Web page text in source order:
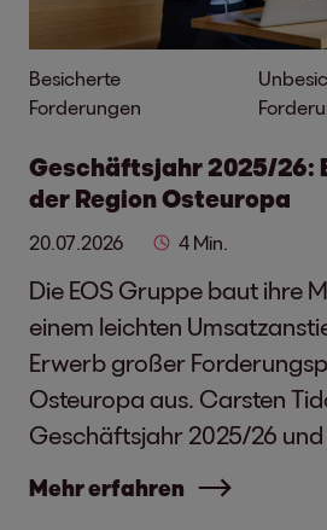
Besicherte
Forderungen
Geschäftsjahr 2025/26:
der Region Osteuropa
20.07.2026 4 Min.
Die EOS Gruppe baut ihre
einem leichten
Erwerb großer
Osteuropa aus. Carsten
Geschäftsjahr 2025/26 und
Mehr erfahren